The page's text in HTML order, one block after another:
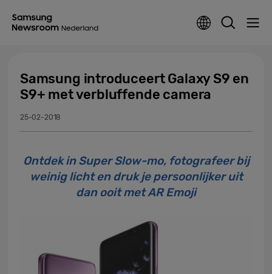
Samsung introduceert Galaxy S9 en
S9+ met verbluffende camera
25-02-2018
Ontdek in Super Slow-mo, fotografeer bij
weinig licht en druk je persoonlijker uit
dan ooit met AR Emoji